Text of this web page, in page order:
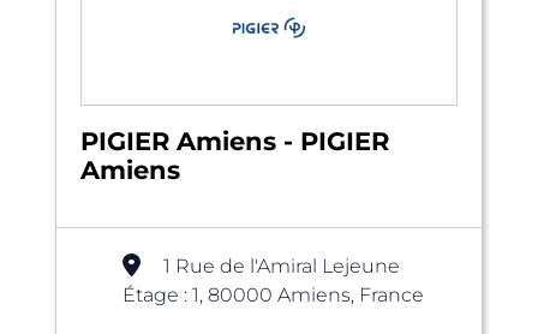
PIGIER Amiens - PIGIER
Amiens
1 Rue de l'Amiral Lejeune
Étage : 1, 80000 Amiens, France